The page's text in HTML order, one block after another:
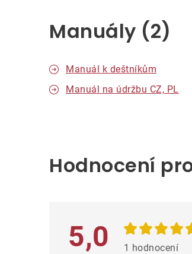
Manuály (2)
Manuál k deštníkům
Manuál na údržbu CZ, PL
Hodnocení
5,0 1 hodnocení
p